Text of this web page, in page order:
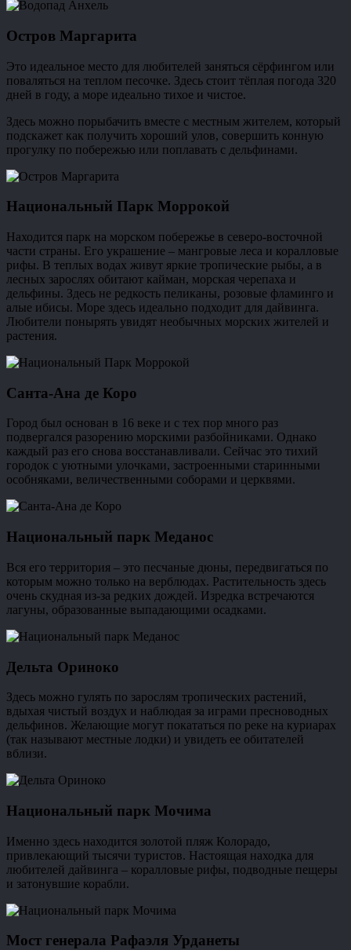
Остров Маргарита
Это идеальное место для любителей заняться сёрфингом или
поваляться на теплом песочке. Здесь стоит тёплая погода 320
дней в году, а море идеально тихое и чистое.
Здесь можно порыбачить вместе с местным жителем, который
подскажет как получить хороший улов, совершить конную
прогулку по побережью или поплавать с дельфинами.
Национальный Парк Моррокой
Находится парк на морском побережье в северо-восточной
части страны. Его украшение – мангровые леса и коралловые
рифы. В теплых водах живут яркие тропические рыбы, а в
лесных зарослях обитают кайман, морская черепаха и
дельфины. Здесь не редкость пеликаны, розовые фламинго и
алые ибисы. Море здесь идеально подходит для дайвинга.
Любители понырять увидят необычных морских жителей и
растения.
Санта-Ана де Коро
Город был основан в 16 веке и с тех пор много раз
подвергался разорению морскими разбойниками. Однако
каждый раз его снова восстанавливали. Сейчас это тихий
городок с уютными улочками, застроенными старинными
особняками, величественными соборами и церквями.
Национальный парк Меданос
Вся его территория – это песчаные дюны, передвигаться по
которым можно только на верблюдах. Растительность здесь
очень скудная из-за редких дождей. Изредка встречаются
лагуны, образованные выпадающими осадками.
Дельта Ориноко
Здесь можно гулять по зарослям тропических растений,
вдыхая чистый воздух и наблюдая за играми пресноводных
дельфинов. Желающие могут покататься по реке на куриарах
(так называют местные лодки) и увидеть ее обитателей
вблизи.
Национальный парк Мочима
Именно здесь находится золотой пляж Колорадо,
привлекающий тысячи туристов. Настоящая находка для
любителей дайвинга – коралловые рифы, подводные пещеры
и затонувшие корабли.
Мост генерала Рафаэля Урданеты